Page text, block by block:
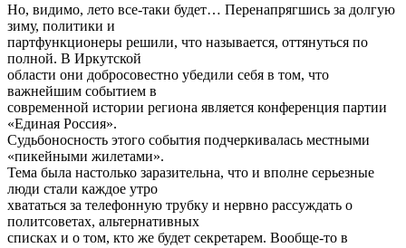
Но, видимо, лето все-таки будет… Перенапрягшись за долгую
зиму, политики и
партфункционеры решили, что называется, оттянуться по
полной. В Иркутской
области они добросовестно убедили себя в том, что
важнейшим событием в
современной истории региона является конференция партии
«Единая Россия».
Судьбоносность этого события подчеркивалась местными
«пикейными жилетами».
Тема была настолько заразительна, что и вполне серьезные
люди стали каждое утро
хвататься за телефонную трубку и нервно рассуждать о
политсоветах, альтернативных
списках и о том, кто же будет секретарем. Вообще-то в